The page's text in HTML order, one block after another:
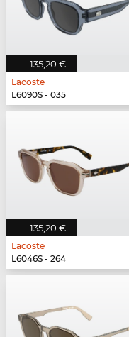
135,20 €
Lacoste
L6090S - 035
135,20 €
Lacoste
L6046S - 264